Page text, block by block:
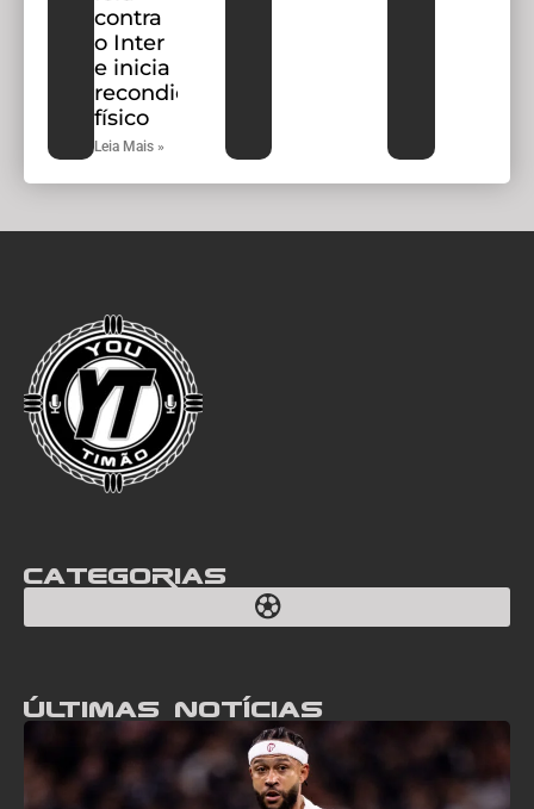
contra
o Inter
e inicia
recondicionamento
físico
Leia Mais »
Categorias
Últimas notícias